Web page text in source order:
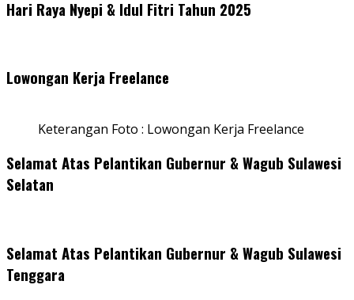
Hari Raya Nyepi & Idul Fitri Tahun 2025
Lowongan Kerja Freelance
Keterangan Foto : Lowongan Kerja Freelance
Selamat Atas Pelantikan Gubernur & Wagub Sulawesi
Selatan
Selamat Atas Pelantikan Gubernur & Wagub Sulawesi
Tenggara